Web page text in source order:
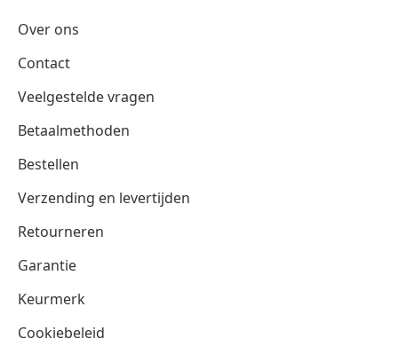
Over ons
Contact
Veelgestelde vragen
Betaalmethoden
Bestellen
Verzending en levertijden
Retourneren
Garantie
Keurmerk
Cookiebeleid